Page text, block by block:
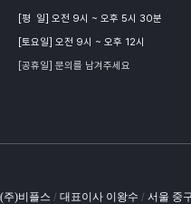
[평 일] 오전 9시 ~ 오후 5시 30분
[토요일] 오전 9시 ~ 오후 12시
[공휴일] 문의를 남겨주세요
(주)비플스 / 대표이사 이왕수 / 서울 중